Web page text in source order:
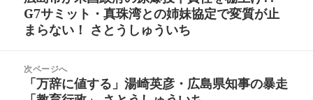
の
投
G7サミット・真珠湾との姉妹協定で変質が止
まらない！ さとうしゅういち
次ページへ
次「万辞に値する」湯崎英彦・広島県知事の暴走